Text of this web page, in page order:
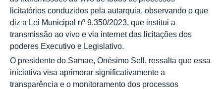
licitatórios conduzidos pela autarquia, observando o que
diz a Lei Municipal nº 9.350/2023, que institui a
transmissão ao vivo e via internet das licitações dos
poderes Executivo e Legislativo.
O presidente do Samae, Onésimo Sell, ressalta que essa
iniciativa visa aprimorar significativamente a
transparência e o monitoramento dos processos